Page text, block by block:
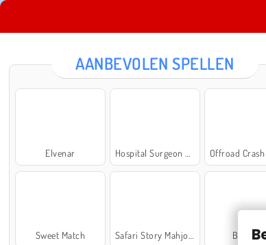
AANBEVOLEN SPELLEN
Elvenar
Sweet Match Ball